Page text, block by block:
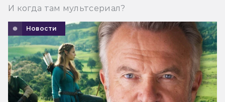
И когда там мультсериал?
Новости